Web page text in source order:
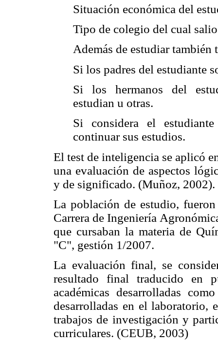
Situación económica del
Tipo de colegio del cual
Además de estudiar también
Si los padres del estudiante
Si los hermanos del
estudian u otras.
Si considera el
continuar sus estudios.
El test de inteligencia se aplicó
una evaluación de aspectos
y de significado. (Muñoz, 2002).
La población de estudio,
Carrera de Ingeniería
que cursaban la materia de
"C", gestión 1/2007.
La evaluación final, se
resultado final traducido en
académicas desarrolladas
desarrolladas en el laboratorio,
trabajos de investigación y
curriculares. (CEUB, 2003)